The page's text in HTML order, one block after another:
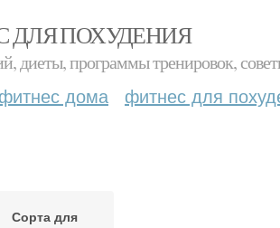
ДЛЯ ПОХУДЕНИЯ
диеты, программы тренировок,
фитнес дома фитнес для
Сорта для